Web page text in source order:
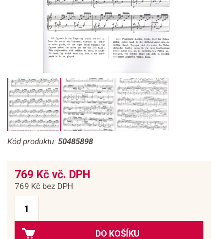
Kód produktu: 50485898
769 Kč vč. DPH
769 Kč bez DPH
DO KOŠÍKU